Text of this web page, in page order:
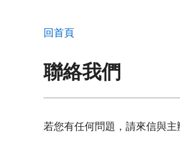
回首頁
聯絡我們
若您有任何問題，請來信與